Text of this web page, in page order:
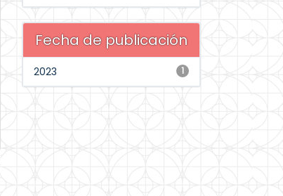
Fecha de publicación
1
2023